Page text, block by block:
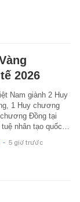
2026
Nam giành 2 Huy
1 Huy chương
Đồng tại
nhân tạo quốc…
- 5 giờ trước